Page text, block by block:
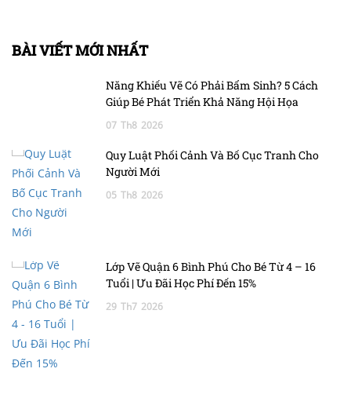
BÀI VIẾT MỚI NHẤT
Năng Khiếu Vẽ Có Phải Bẩm Sinh? 5 Cách
Giúp Bé Phát Triển Khả Năng Hội Họa
07 Th8 2026
Quy Luật Phối Cảnh Và Bố Cục Tranh Cho
Người Mới
05 Th8 2026
Lớp Vẽ Quận 6 Bình Phú Cho Bé Từ 4 – 16
Tuổi | Ưu Đãi Học Phí Đến 15%
29 Th7 2026